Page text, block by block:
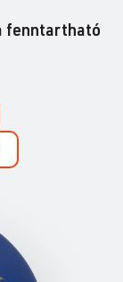
fenntartható